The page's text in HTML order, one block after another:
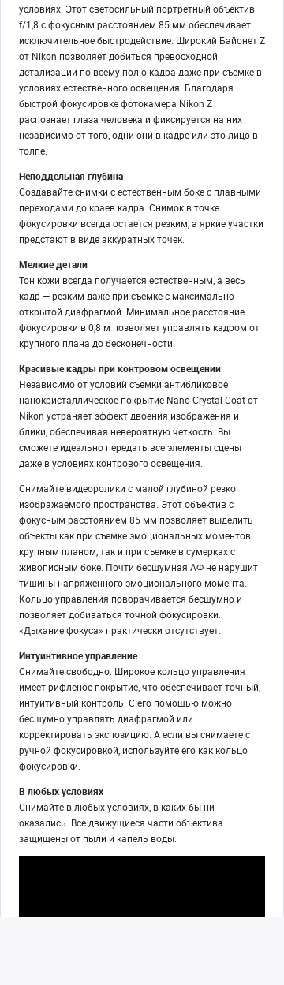
условиях. Этот светосильный портретный объектив
f/1,8 с фокусным расстоянием 85 мм обеспечивает
исключительное быстродействие. Широкий Байонет Z
от Nikon позволяет добиться превосходной
детализации по всему полю кадра даже при съемке в
условиях естественного освещения. Благодаря
быстрой фокусировке фотокамера Nikon Z
распознает глаза человека и фиксируется на них
независимо от того, одни они в кадре или это лицо в
толпе.
Неподдельная глубина
Создавайте снимки с естественным боке с плавными
переходами до краев кадра. Снимок в точке
фокусировки всегда остается резким, а яркие участки
предстают в виде аккуратных точек.
Мелкие детали
Тон кожи всегда получается естественным, а весь
кадр — резким даже при съемке с максимально
открытой диафрагмой. Минимальное расстояние
фокусировки в 0,8 м позволяет управлять кадром от
крупного плана до бесконечности.
Красивые кадры при контровом освещении
Независимо от условий съемки антибликовое
нанокристаллическое покрытие Nano Crystal Coat от
Nikon устраняет эффект двоения изображения и
блики, обеспечивая невероятную четкость. Вы
сможете идеально передать все элементы сцены
даже в условиях контрового освещения.
Снимайте видеоролики с малой глубиной резко
изображаемого пространства. Этот объектив с
фокусным расстоянием 85 мм позволяет выделить
объекты как при съемке эмоциональных моментов
крупным планом, так и при съемке в сумерках с
живописным боке. Почти бесшумная АФ не нарушит
тишины напряженного эмоционального момента.
Кольцо управления поворачивается бесшумно и
позволяет добиваться точной фокусировки.
«Дыхание фокуса» практически отсутствует.
Интуинтивное управление
Снимайте свободно. Широкое кольцо управления
имеет рифленое покрытие, что обеспечивает точный,
интуитивный контроль. С его помощью можно
бесшумно управлять диафрагмой или
корректировать экспозицию. А если вы снимаете с
ручной фокусировкой, используйте его как кольцо
фокусировки.
В любых условиях
Снимайте в любых условиях, в каких бы ни
оказались. Все движущиеся части объектива
защищены от пыли и капель воды.